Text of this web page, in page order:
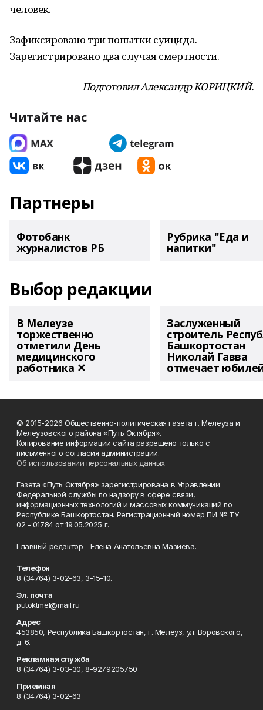
человек.
Зафиксировано три попытки суицида.
Зарегистрировано два случая смертности.
Подготовил Александр КОРИЦКИЙ.
Читайте нас
Партнеры
Фотобанк
журналистов РБ
Рубрика "Еда и
напитки"
Выбор редакции
В Мелеузе
торжественно
отметили День
медицинского
работника ✕
Заслуженный
строитель
Башкортостан
Николай Гавва
отмечает
© 2015-2026 Общественно-политическая газета г. Мелеуза и
Мелеузовского района «Путь Октября».
Копирование информации сайта разрешено только с
письменного согласия администрации.
Об использовании персональных данных
Газета «Путь Октября» зарегистрирована в Управлении
Федеральной службы по надзору в сфере связи,
информационных технологий и массовых коммуникаций по
Республике Башкортостан. Регистрационный номер ПИ № ТУ
02 - 01784 от 19.05.2025 г.
Главный редактор - Елена Анатольевна Мазиева.
Телефон
8 (34764) 3-02-63, 3-15-10.
Эл. почта
putoktmel@mail.ru
Адрес
453850, Республика Башкортостан, г. Мелеуз, ул. Воровского,
д. 6.
Рекламная служба
8 (34764) 3-03-30, 8-9279205750
Приемная
8 (34764) 3-02-63